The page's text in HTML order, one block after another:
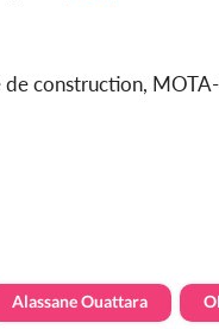
de construction,
Alassane Ouattara